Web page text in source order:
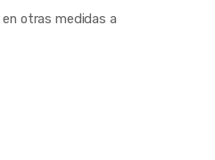
otras medidas a